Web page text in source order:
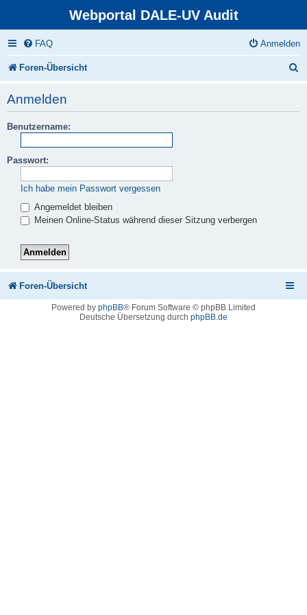
Webportal DALE-UV Audit
FAQ Anmelden
Foren-Übersicht
Anmelden
Benutzername:
Passwort:
Ich habe mein Passwort vergessen
Angemeldet bleiben
Meinen Online-Status während dieser Sitzung verbergen
Foren-Übersicht
Powered by phpBB® Forum Software © phpBB Limited
Deutsche Übersetzung durch phpBB.de